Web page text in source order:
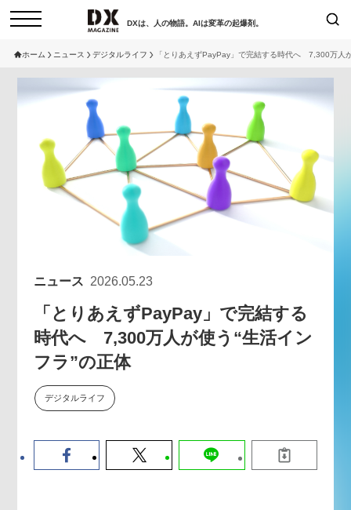
DXは、人の物語。AIは変革の起爆剤。
ニュース
サービスメニュー 日本オムニチャネル協会
トップページ
動画
サイトマップ
お問い合わせ
個人情報保護法について
採用情報
検索
現在開催予定のセミナー
【8/12開催】「イノベーションを
数値化する」～投資される事業の
学ぶ資金調達・巻き込みのリアル
2026-06-10
セミナー
ホーム ニュース デジタルライフ 「とりあえずPayPay」で完結する時代へ 7,300万人
ニュース 2026.05.23
「とりあえずPayPay」で完結する
時代へ 7,300万人が使う“生活イン
フラ”の正体
デジタルライフ